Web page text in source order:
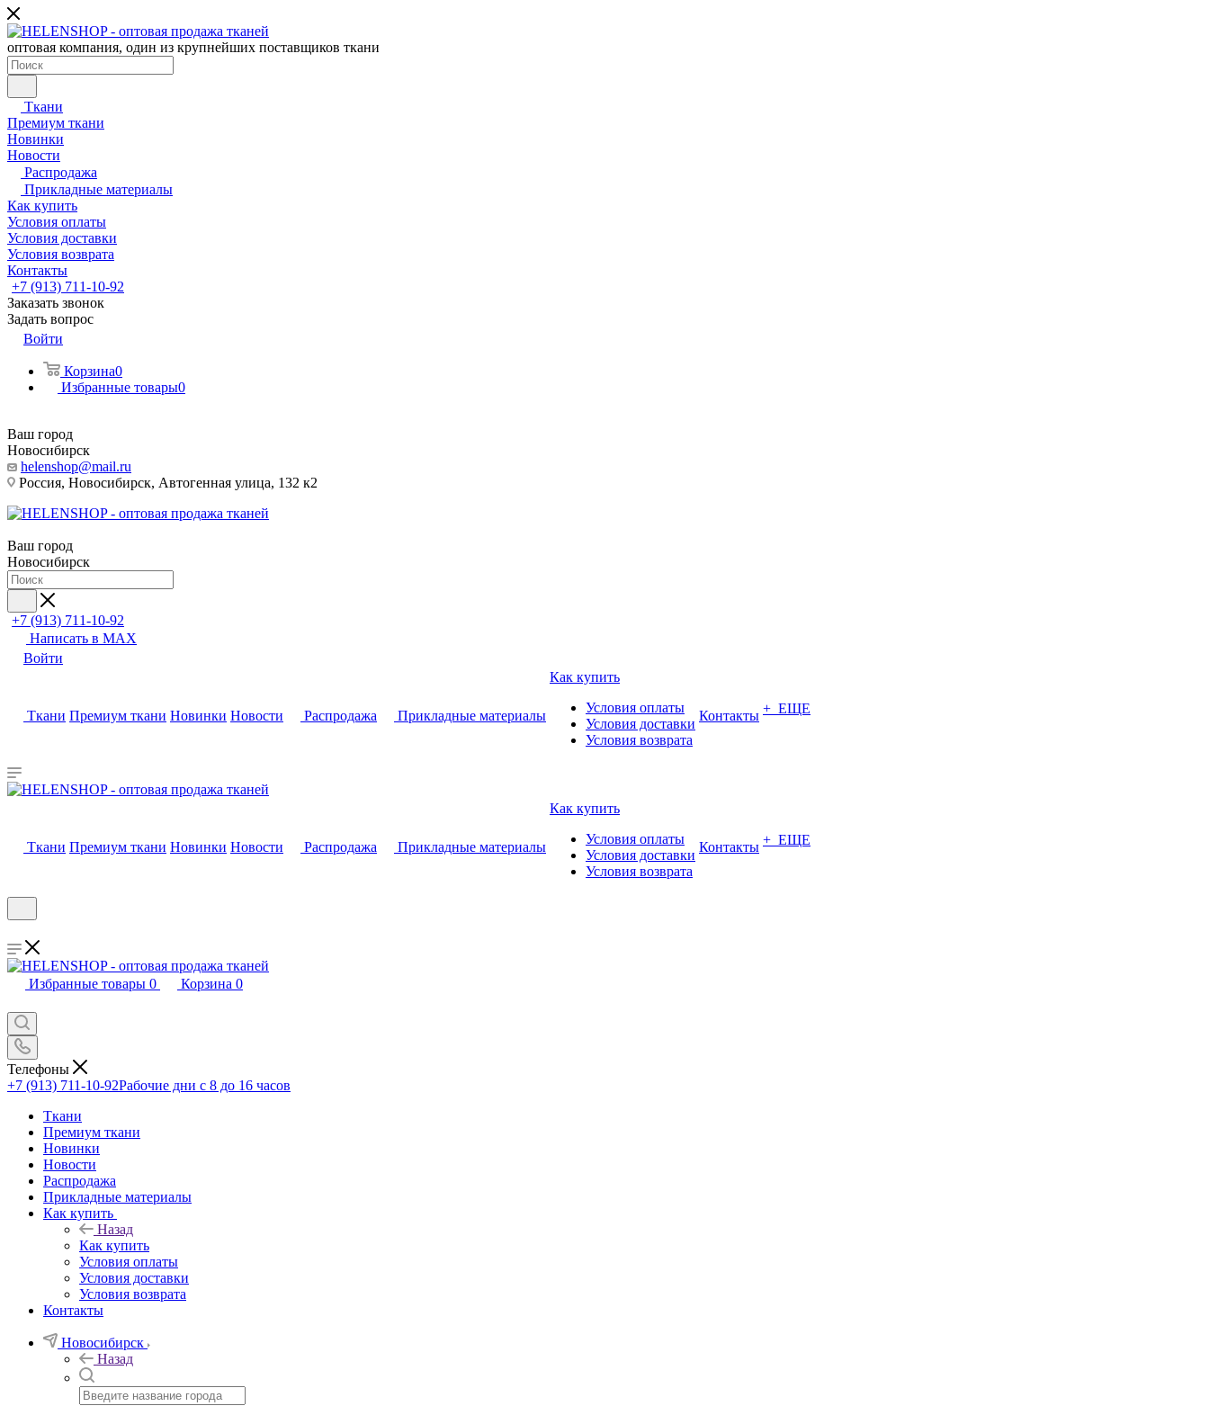
оптовая компания, один из крупнейших поставщиков ткани
Ткани
Премиум ткани
Новинки
Новости
Распродажа
Прикладные материалы
Как купить
Условия оплаты
Условия доставки
Условия возврата
Контакты
+7 (913) 711-10-92
Заказать звонок
Задать вопрос
Войти
Корзина0
Избранные товары0
Ваш город
Новосибирск
helenshop@mail.ru
Россия, Новосибирск, Автогенная улица, 132 к2
Ваш город
Новосибирск
+7 (913) 711-10-92
Написать в MAX
Войти
Ткани Премиум ткани Новинки Новости Распродажа Прикладные материалы
Как купить
Условия оплаты
Условия доставки
Условия возврата
Контакты + ЕЩЕ
Ткани Премиум ткани Новинки Новости Распродажа Прикладные материалы
Как купить
Условия оплаты
Условия доставки
Условия возврата
Контакты + ЕЩЕ
Избранные товары 0 Корзина 0
Телефоны
+7 (913) 711-10-92Рабочие дни с 8 до 16 часов
Ткани
Премиум ткани
Новинки
Новости
Распродажа
Прикладные материалы
Как купить
Назад
Как купить
Условия оплаты
Условия доставки
Условия возврата
Контакты
Новосибирск
Назад